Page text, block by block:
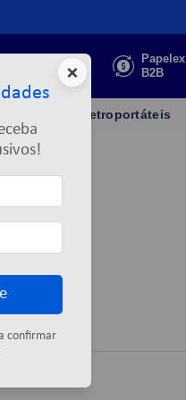
Faça sua
cotação
Papelex
B2B
Eletroportáteis
Brush
×
confirmar